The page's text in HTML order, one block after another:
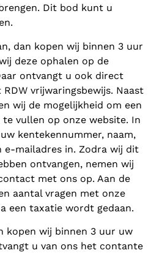
Dit bod kunt u
dan kopen wij binnen 3 uur
deze ophalen op de
ontvangt u ook direct
vrijwaringsbewijs. Naast
wij de mogelijkheid om een
vullen op onze website. In
kentekennummer, naam,
e-mailadres in. Zodra wij dit
ontvangen, nemen wij
met ons op. Aan de
aantal vragen met onze
een taxatie wordt gedaan.
kopen wij binnen 3 uur uw
u van ons het contante